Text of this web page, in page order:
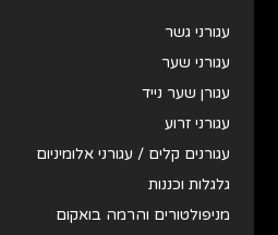
עגורני גשר
עגורני שער
עגורן שער נייד
עגורני זרוע
עגורנים קלים / עגורני אלומיניום
גלגלות וכננות
מניפולטורים והרמה בואקום